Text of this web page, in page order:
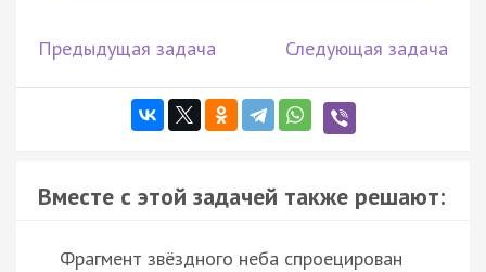
Предыдущая задача Следующая задача
Вместе с этой задачей также решают:
Фрагмент звёздного неба спроецирован